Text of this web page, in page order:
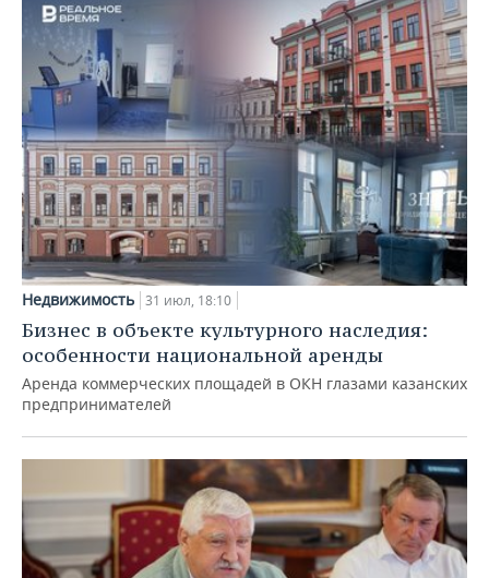
Недвижимость 31 июл, 18:10
Бизнес в объекте культурного наследия:
особенности национальной аренды
Аренда коммерческих площадей в ОКН глазами казанских
предпринимателей